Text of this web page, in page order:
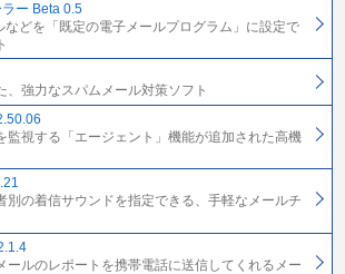
ー Beta 0.5
どを「既定の電子メールプログラム」に設定で
、強力なスパムメール対策ソフト
監視する「エージェント」機能が追加された高機
別の着信サウンドを指定できる、手軽なメールチ
ールのレポートを携帯電話に送信してくれるメー